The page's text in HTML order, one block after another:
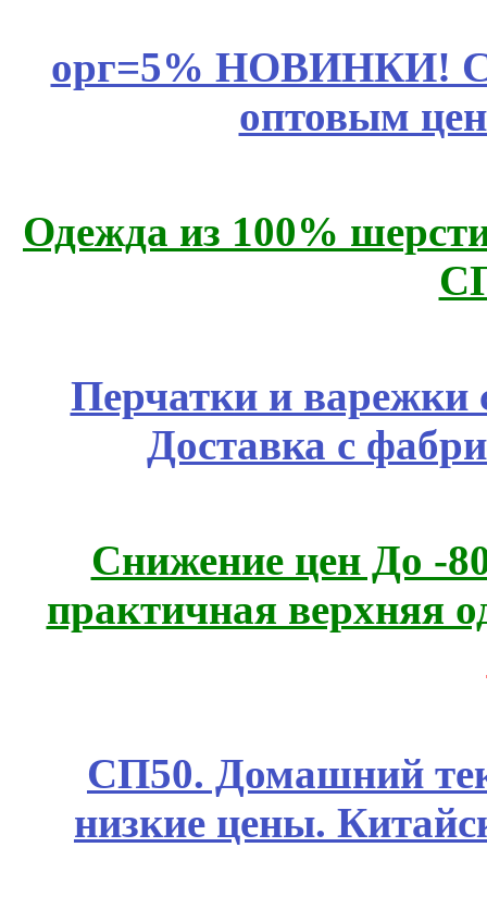
орг=5% НОВИНКИ!
оптовым
Одежда из 100%
Перчатки и варежки
Доставка с
Снижение цен До -
практичная верхняя
СП50. Домашний
низкие цены.